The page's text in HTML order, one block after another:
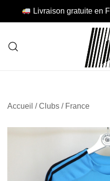
Livraison gratuite en
content
Accueil /Clubs / France